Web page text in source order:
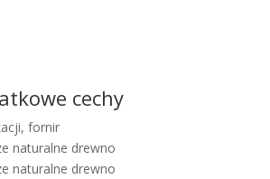
cechy
fornir
naturalne drewno
naturalne drewno